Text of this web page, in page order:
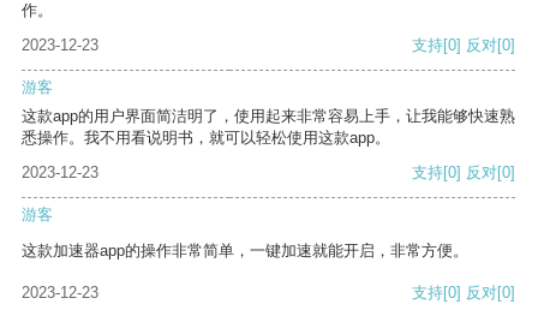
作。
2023-12-23
支持[0] 反对[0]
游客
这款app的用户界面简洁明了，使用起来非常容易上手，让我能够快速熟
悉操作。我不用看说明书，就可以轻松使用这款app。
2023-12-23
支持[0] 反对[0]
游客
这款加速器app的操作非常简单，一键加速就能开启，非常方便。
2023-12-23 支持[0] 反对[0]